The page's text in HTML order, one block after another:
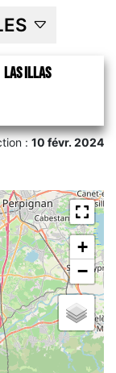
Las Illas
:10 févr. 2024
+
−